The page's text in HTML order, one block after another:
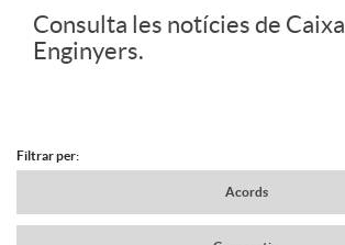
d
Consulta les notícies de Caixa
Enginyers.
N
Filtrar per:
Acords